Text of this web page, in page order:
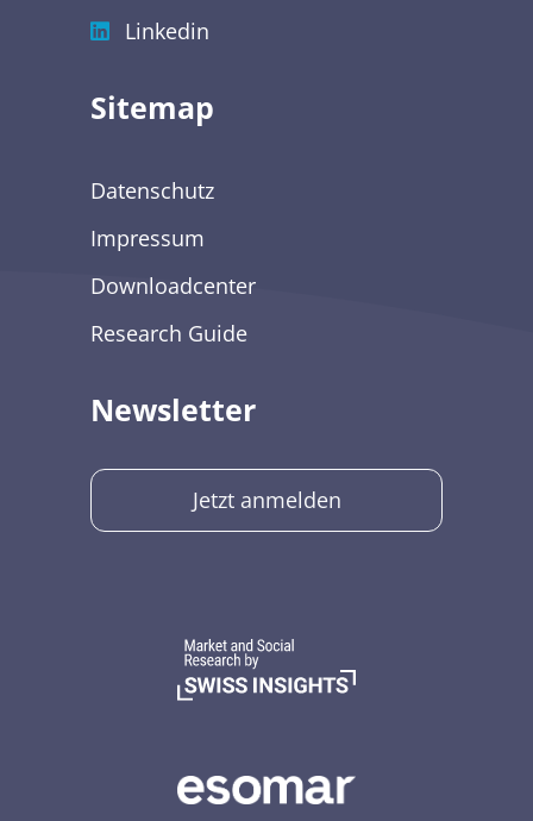
Linkedin
Sitemap
Datenschutz
Impressum
Downloadcenter
Research Guide
Newsletter
Jetzt anmelden